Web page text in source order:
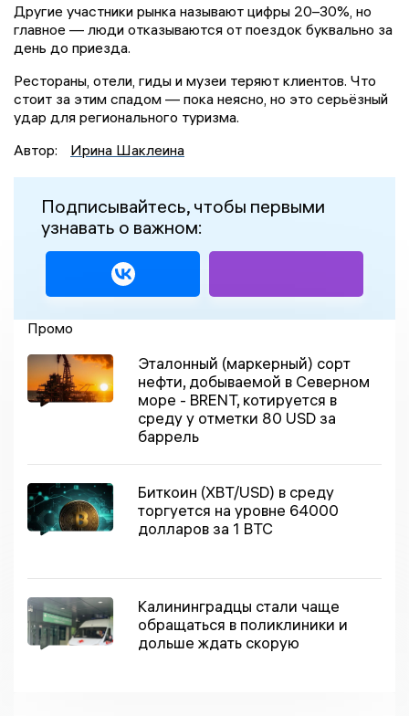
Другие участники рынка называют цифры 20–30%, но
главное — люди отказываются от поездок буквально за
день до приезда.
Рестораны, отели, гиды и музеи теряют клиентов. Что
стоит за этим спадом — пока неясно, но это серьёзный
удар для регионального туризма.
Автор:
Ирина Шаклеина
Подписывайтесь, чтобы первыми
узнавать о важном:
Промо
Эталонный (маркерный) сорт
нефти, добываемой в Северном
море - BRENT, котируется в
среду у отметки 80 USD за
баррель
Биткоин (XBT/USD) в среду
торгуется на уровне 64000
долларов за 1 BTC
Калининградцы стали чаще
обращаться в поликлиники и
дольше ждать скорую